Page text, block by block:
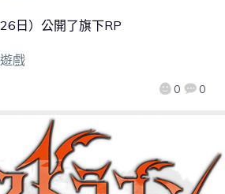
0 0
日）公開了旗下RP
戲